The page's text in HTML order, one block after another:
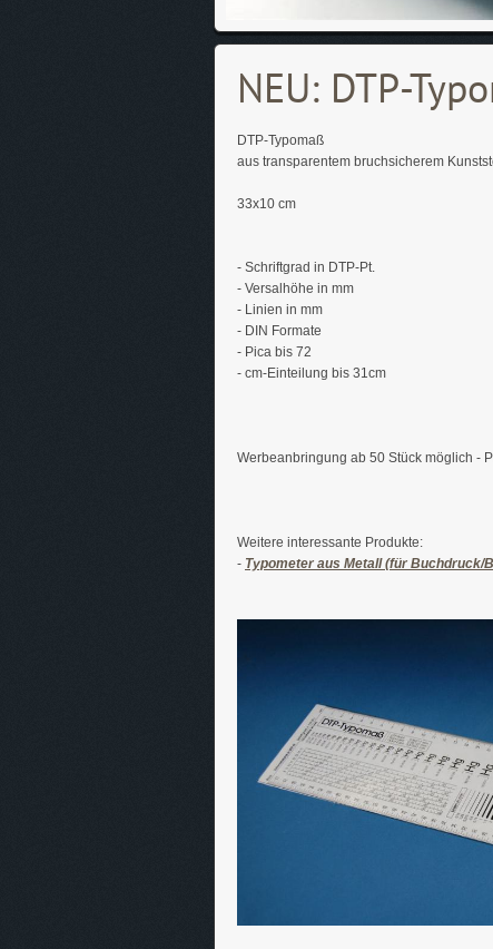
NEU: DTP-
DTP-Typomaß
aus transparentem bruchsicherem
33x10 cm
- Schriftgrad in DTP-Pt.
- Versalhöhe in mm
- Linien in mm
- DIN Formate
- Pica bis 72
- cm-Einteilung bis 31cm
Werbeanbringung ab 50 Stück möglich -
Weitere interessante Produkte:
- Typometer aus Metall (für Buchdruck/